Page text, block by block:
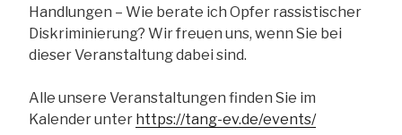
Handlungen – Wie berate ich Opfer rassistischer
Diskriminierung? Wir freuen uns, wenn Sie bei
dieser Veranstaltung dabei sind.
Alle unsere Veranstaltungen finden Sie im
Kalender unter https://tang-ev.de/events/